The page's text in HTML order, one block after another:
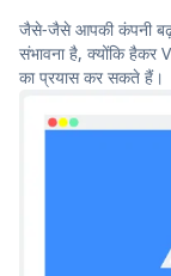
जैसे-जैसे आपकी कंपनी
संभावना है, क्योंकि हैकर
का प्रयास कर सकते हैं।